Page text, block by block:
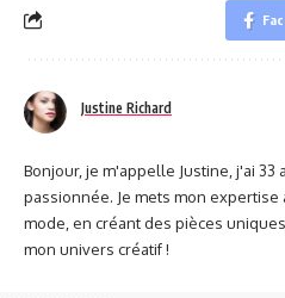
Justine Richard
Bonjour, je m'appelle Justine, j'ai 33
passionnée. Je mets mon
mode, en créant des pièces
mon univers créatif !